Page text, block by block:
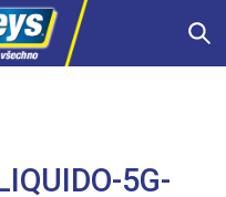
5G-